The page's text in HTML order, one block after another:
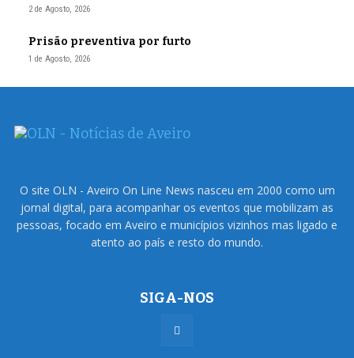
2 de Agosto, 2026
Prisão preventiva por furto
1 de Agosto, 2026
O site OLN - Aveiro On Line News nasceu em 2000 como um
jornal digital, para acompanhar os eventos que mobilizam as
pessoas, focado em Aveiro e municípios vizinhos mas ligado e
atento ao país e resto do mundo.
SIGA-NOS